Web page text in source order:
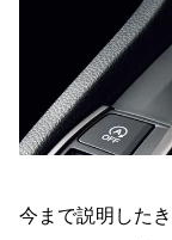
今まで説明した